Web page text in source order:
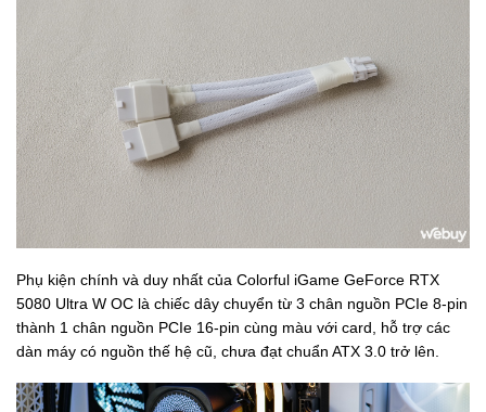
Phụ kiện chính và duy nhất của Colorful iGame GeForce RTX
5080 Ultra W OC là chiếc dây chuyển từ 3 chân nguồn PCIe 8-pin
thành 1 chân nguồn PCIe 16-pin cùng màu với card, hỗ trợ các
dàn máy có nguồn thế hệ cũ, chưa đạt chuẩn ATX 3.0 trở lên.